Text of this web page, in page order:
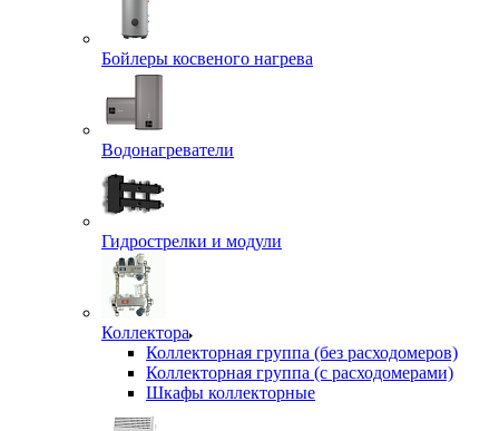
Бойлеры косвеного нагрева
Водонагреватели
Гидрострелки и модули
Коллектора
Коллекторная группа (без расходомеров)
Коллекторная группа (с расходомерами)
Шкафы коллекторные